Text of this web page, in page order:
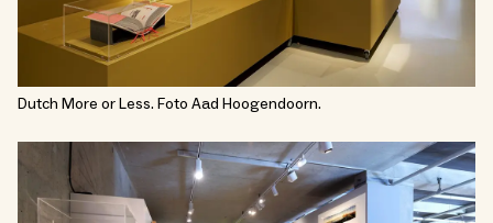
Dutch More or Less. Foto Aad Hoogendoorn.